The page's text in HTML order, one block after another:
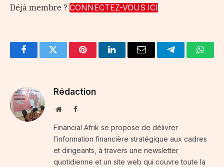
Déjà membre ? CONNECTEZ-VOUS ICI
FacebookTwitter PinterestLinkedInEmail Telegram
Rédaction
WebsiteFacebook
Financial Afrik se propose de délivrer
l’information financière stratégique aux cadres
et dirigeants, à travers une newsletter
quotidienne et un site web qui couvre toute la